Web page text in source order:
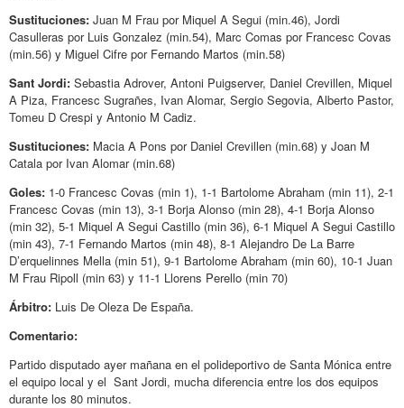
Sustituciones: Juan M Frau por Miquel A Segui (min.46), Jordi
Casulleras por Luis Gonzalez (min.54), Marc Comas por Francesc Covas
(min.56) y Miguel Cifre por Fernando Martos (min.58)
Sant Jordi: Sebastia Adrover, Antoni Puigserver, Daniel Crevillen, Miquel
A Piza, Francesc Sugrañes, Ivan Alomar, Sergio Segovia, Alberto Pastor,
Tomeu D Crespi y Antonio M Cadiz.
Sustituciones: Macia A Pons por Daniel Crevillen (min.68) y Joan M
Catala por Ivan Alomar (min.68)
Goles: 1-0 Francesc Covas (min 1), 1-1 Bartolome Abraham (min 11), 2-1
Francesc Covas (min 13), 3-1 Borja Alonso (min 28), 4-1 Borja Alonso
(min 32), 5-1 Miquel A Segui Castillo (min 36), 6-1 Miquel A Segui Castillo
(min 43), 7-1 Fernando Martos (min 48), 8-1 Alejandro De La Barre
D’erquelinnes Mella (min 51), 9-1 Bartolome Abraham (min 60), 10-1 Juan
M Frau Ripoll (min 63) y 11-1 Llorens Perello (min 70)
Árbitro: Luis De Oleza De España.
Comentario:
Partido disputado ayer mañana en el polideportivo de Santa Mónica entre
el equipo local y el Sant Jordi, mucha diferencia entre los dos equipos
durante los 80 minutos.